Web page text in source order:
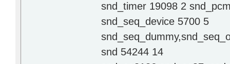
snd_timer 19098 2
snd_seq_device 5700 5
snd 54244 14